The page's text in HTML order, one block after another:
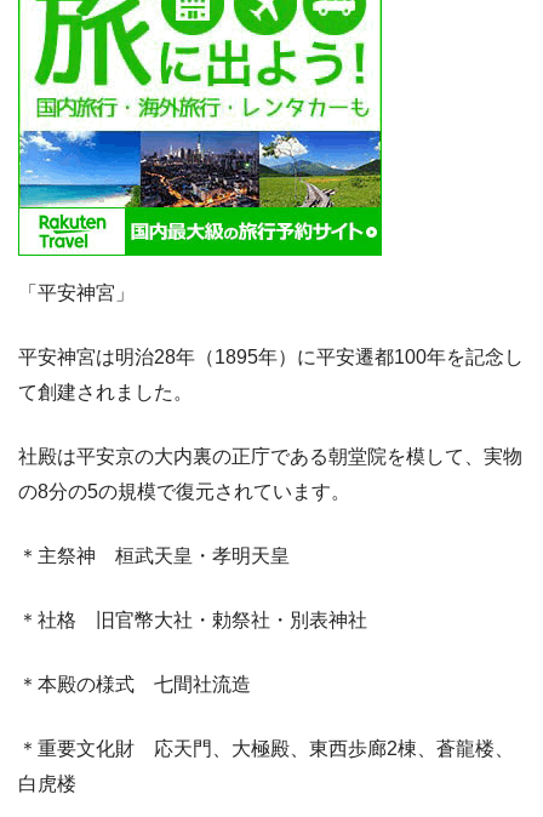
「平安神宮」
平安神宮は明治28年（1895年）に平安遷都100年を記念し
て創建されました。
社殿は平安京の大内裏の正庁である朝堂院を模して、実物
の8分の5の規模で復元されています。
＊主祭神 桓武天皇・孝明天皇
＊社格 旧官幣大社・勅祭社・別表神社
＊本殿の様式 七間社流造
＊重要文化財 応天門、大極殿、東西歩廊2棟、蒼龍楼、
白虎楼